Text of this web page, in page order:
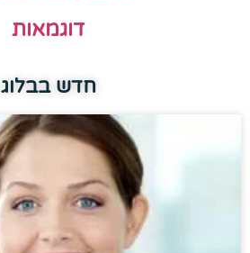
דוגמאות
חדש בבלוג